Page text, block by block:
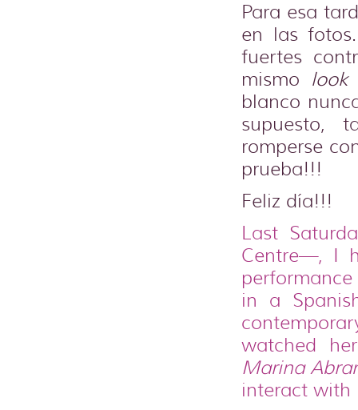
Para esa
en las
fuertes
mismo look
blanco
supuesto,
romperse
prueba!!!
Feliz día!!!
Last
Centre—, I
in a
watched
Marina
interact with